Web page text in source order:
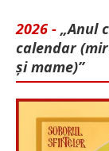
2026 - „Anul
calendar
și mame)”